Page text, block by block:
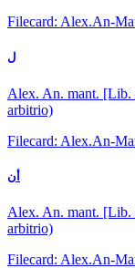
Filecard: Alex.An-
ل
Alex. An. mant. [Lib.
arbitrio)
Filecard: Alex.An-
أن
Alex. An. mant. [Lib.
arbitrio)
Filecard: Alex.An-